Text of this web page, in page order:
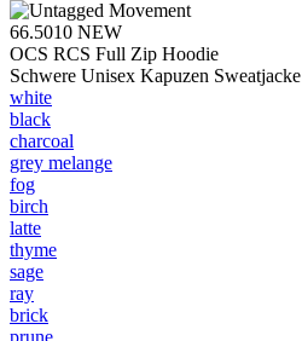
66.5010 NEW
OCS RCS Full Zip Hoodie
Schwere Unisex Kapuzen Sweatjacke
white
black
charcoal
grey melange
fog
birch
latte
thyme
sage
ray
brick
prune